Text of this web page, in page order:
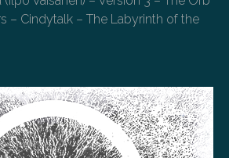
– Cindytalk – The Labyrinth of the